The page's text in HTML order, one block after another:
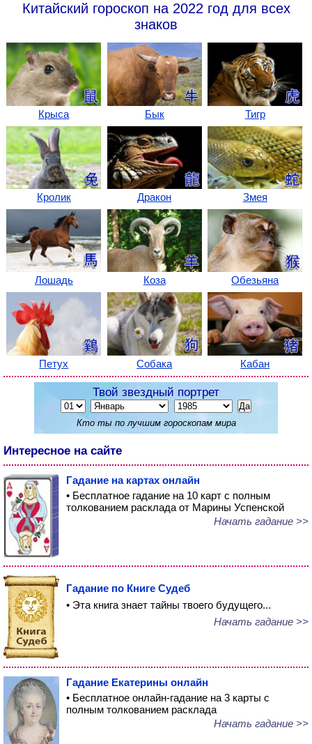
Китайский гороскоп на 2022 год для всех
знаков
Крыса Бык Тигр
Кролик Дракон Змея
Лошадь Коза Обезьяна
Петух Собака Кабан
Твой звездный портрет
Кто ты по лучшим гороскопам мира
Интересное на сайте
Гадание на картах онлайн
• Бесплатное гадание на 10 карт с полным
толкованием расклада от Марины Успенской
Начать гадание >>
Гадание по Книге Судеб
• Эта книга знает тайны твоего будущего...
Начать гадание >>
Гадание Екатерины онлайн
• Бесплатное онлайн-гадание на 3 карты с
полным толкованием расклада
Начать гадание >>